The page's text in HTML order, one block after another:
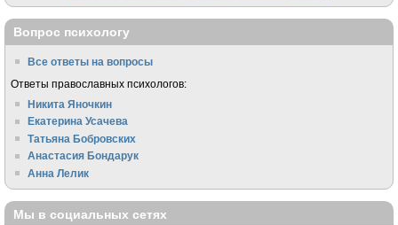
Вопрос психологу
Все ответы на вопросы
Ответы православных психологов:
Никита Яночкин
Екатерина Усачева
Татьяна Бобровских
Анастасия Бондарук
Анна Лелик
Мы в социальных сетях